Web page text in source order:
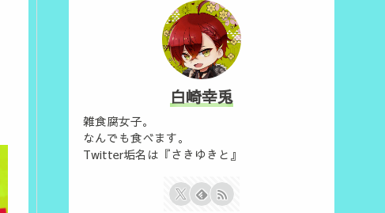
白崎幸兎
雑食腐女子。
なんでも食べます。
Twitter垢名は『さきゆきと』